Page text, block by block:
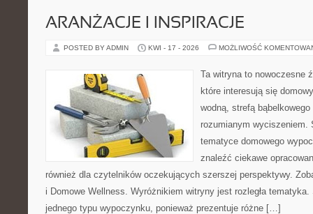
ARANŻACJE I INSPIRACJE
POSTED BY ADMIN KWI - 17 - 2026 MOŻLIWOŚĆ
Ta witryna to nowoczesne
które interesują się
wodną, strefą
rozumianym wyciszeniem.
tematyce domowego
znaleźć ciekawe
również dla czytelników oczekujących szerszej perspektywy.
i Domowe Wellness. Wyróżnikiem witryny jest rozległa
jednego typu wypoczynku, ponieważ prezentuje różne […]